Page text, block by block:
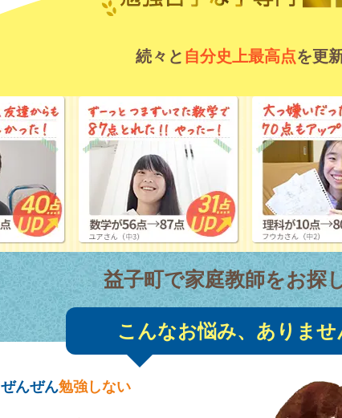
続々と 自分史上最高点を更
益子町で家庭教師をお探
こんなお悩み、ありませ
ぜんぜん勉強しない